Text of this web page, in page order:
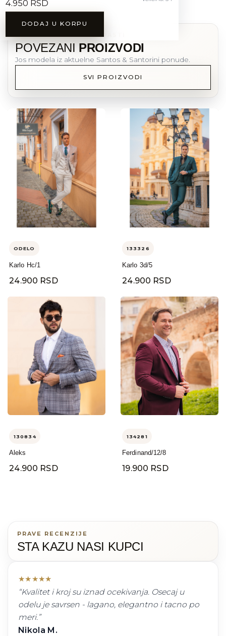
4.950 RSD
DODAJ U KORPU
POVEZANIPROIZVODI
Jos modela iz aktuelne Santos & Santorini ponude.
SVI PROIZVODI
ODELO
Karlo Hc/1
24.900 RSD
133326
Karlo 3d/5
24.900 RSD
130834
Aleks
24.900 RSD
134281
Ferdinand/12/8
19.900 RSD
PRAVE RECENZIJE
STA KAZU NASI KUPCI
★★★★★
“Kvalitet i kroj su iznad ocekivanja. Osecaj u
odelu je savrsen - lagano, elegantno i tacno po
meri.”
Nikola M.